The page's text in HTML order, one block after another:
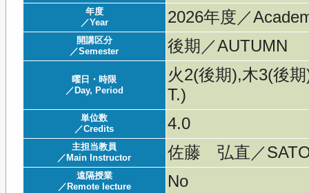
年度
／Year
2026年度／
開講区分
／Semester
後期／AUTUMN
曜日・時限
／Day, Period
火2(後期),木3(後
T.)
単位数
／Credits
4.0
主担当教員
／Main Instructor
佐藤 弘直／
遠隔授業
／Remote lecture
No